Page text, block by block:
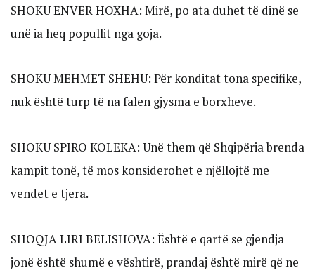
SHOKU ENVER HOXHA: Mirë, po ata duhet të dinë se
unë ia heq popullit nga goja.
SHOKU MEHMET SHEHU: Për konditat tona specifike,
nuk është turp të na falen gjysma e borxheve.
SHOKU SPIRO KOLEKA: Unë them që Shqipëria brenda
kampit tonë, të mos konsiderohet e njëllojtë me
vendet e tjera.
SHOQJA LIRI BELISHOVA: Është e qartë se gjendja
jonë është shumë e vështirë, prandaj është mirë që ne